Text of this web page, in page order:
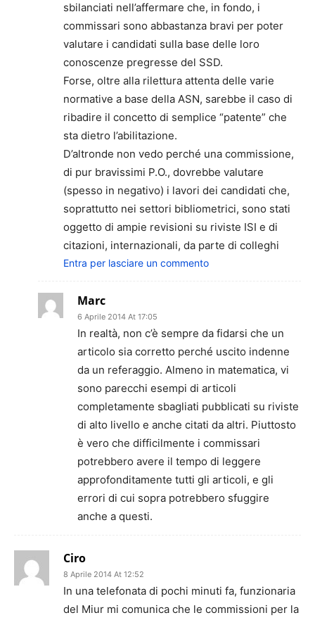
sbilanciati nell’affermare che, in fondo, i
commissari sono abbastanza bravi per poter
valutare i candidati sulla base delle loro
conoscenze pregresse del SSD.
Forse, oltre alla rilettura attenta delle varie
normative a base della ASN, sarebbe il caso di
ribadire il concetto di semplice “patente” che
sta dietro l’abilitazione.
D’altronde non vedo perché una commissione,
di pur bravissimi P.O., dovrebbe valutare
(spesso in negativo) i lavori dei candidati che,
soprattutto nei settori bibliometrici, sono stati
oggetto di ampie revisioni su riviste ISI e di
citazioni, internazionali, da parte di colleghi
Entra per lasciare un commento
Marc
6 Aprile 2014 At 17:05
In realtà, non c’è sempre da fidarsi che un
articolo sia corretto perché uscito indenne
da un referaggio. Almeno in matematica, vi
sono parecchi esempi di articoli
completamente sbagliati pubblicati su riviste
di alto livello e anche citati da altri. Piuttosto
è vero che difficilmente i commissari
potrebbero avere il tempo di leggere
approfonditamente tutti gli articoli, e gli
errori di cui sopra potrebbero sfuggire
anche a questi.
Ciro
8 Aprile 2014 At 12:52
In una telefonata di pochi minuti fa, funzionaria
del Miur mi comunica che le commissioni per la